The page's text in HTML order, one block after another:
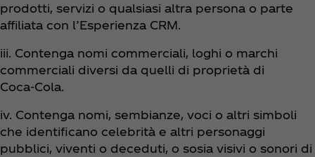
prodotti, servizi o qualsiasi altra persona o parte
affiliata con l’Esperienza CRM.
iii. Contenga nomi commerciali, loghi o marchi
commerciali diversi da quelli di proprietà di
Coca‑Cola.
iv. Contenga nomi, sembianze, voci o altri simboli
che identificano celebrità e altri personaggi
pubblici, viventi o deceduti, o sosia visivi o sonori di